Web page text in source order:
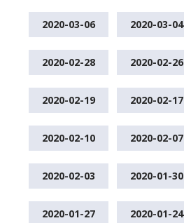
2020-03-06 2020-03-04
2020-02-28 2020-02-26
2020-02-19 2020-02-17
2020-02-10 2020-02-07
2020-02-03 2020-01-30
2020-01-27 2020-01-24